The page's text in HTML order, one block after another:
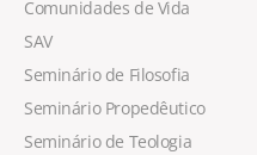
Comunidades de Vida
SAV
Seminário de Filosofia
Seminário Propedêutico
Seminário de Teologia